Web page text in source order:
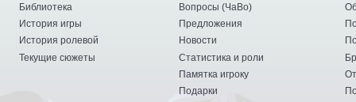
Библиотека
История игры
История ролевой
Текущие сюжеты
Вопросы (ЧаВо)
Предложения
Новости
Статистика и роли
Памятка игроку
Подарки